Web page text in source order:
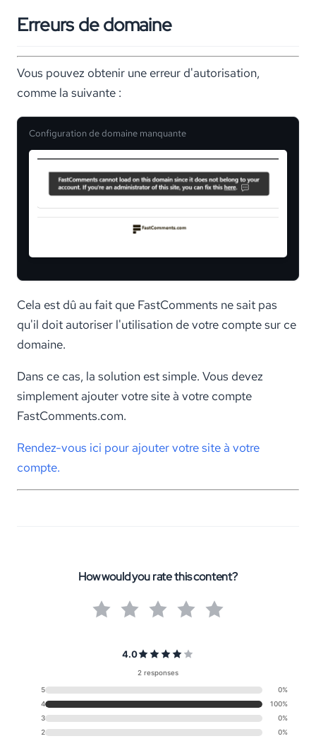
Erreurs de domaine
Vous pouvez obtenir une erreur d'autorisation,
comme la suivante :
Configuration de domaine manquante
Cela est dû au fait que FastComments ne sait pas
qu'il doit autoriser l'utilisation de votre compte sur ce
domaine.
Dans ce cas, la solution est simple. Vous devez
simplement ajouter votre site à votre compte
FastComments.com.
Rendez-vous ici pour ajouter votre site à votre
compte.
How would you rate this content?
4.0
2 responses
5
0%
4
100%
3
0%
2
0%